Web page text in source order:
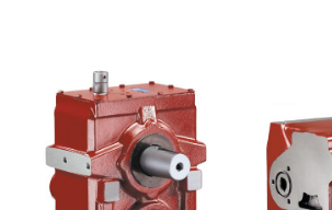
Moteurs à pistons radiaux
Moteurs Orbitaux Fabriqués Pour
Systèmes de couplage
Contrôle